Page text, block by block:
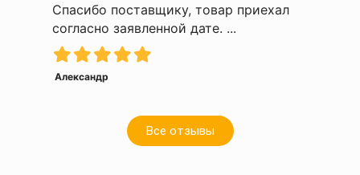
Спасибо поставщику, товар приехал
согласно заявленной дате. ...
Александр
Все отзывы